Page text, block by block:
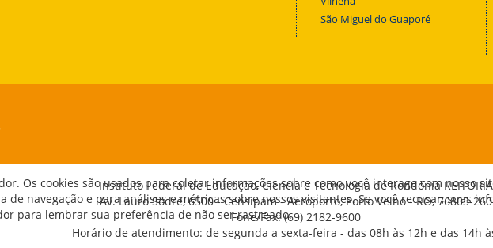
São Miguel do Guaporé
Instituto Federal de Educação, Ciência e Tecnologia de Rondônia REITORIA
Av. Lauro Sodré, 6500 - Censipam - Aeroporto, Porto Velho - RO, 76803-260
Fone/Fax: (69) 2182-9600
Horário de atendimento: de segunda a sexta-feira - das 08h às 12h e das 14h
Os cookies são usados para coletar informações sobre como você interage com nosso
navegação e para análises e métricas sobre nossos visitantes. Se você recusar, suas
para lembrar sua preferência de não ser rastreado.